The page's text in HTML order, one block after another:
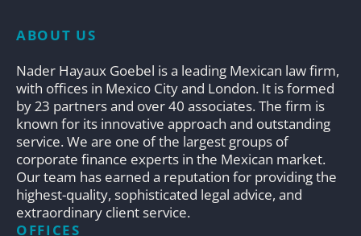
ABOUT US
Nader Hayaux Goebel is a leading Mexican law firm,
with offices in Mexico City and London. It is formed
by 23 partners and over 40 associates. The firm is
known for its innovative approach and outstanding
service. We are one of the largest groups of
corporate finance experts in the Mexican market.
Our team has earned a reputation for providing the
highest-quality, sophisticated legal advice, and
extraordinary client service.
OFFICES